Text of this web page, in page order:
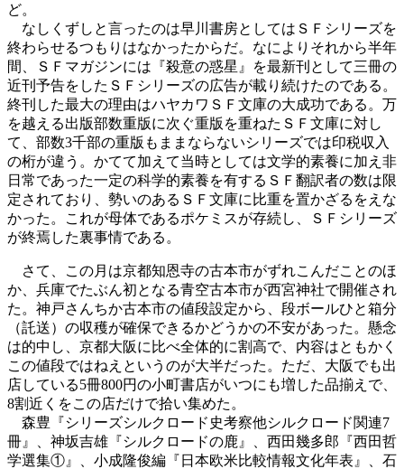
ど。
なしくずしと言ったのは早川書房としてはＳＦシリーズを
終わらせるつもりはなかったからだ。なによりそれから半年
間、ＳＦマガジンには『殺意の惑星』を最新刊として三冊の
近刊予告をしたＳＦシリーズの広告が載り続けたのである。
終刊した最大の理由はハヤカワＳＦ文庫の大成功である。万
を越える出版部数重版に次ぐ重版を重ねたＳＦ文庫に対し
て、部数3千部の重版もままならないシリーズでは印税収入
の桁が違う。かてて加えて当時としては文学的素養に加え非
日常であった一定の科学的素養を有するＳＦ翻訳者の数は限
定されており、勢いのあるＳＦ文庫に比重を置かざるをえな
かった。これが母体であるポケミスが存続し、ＳＦシリーズ
が終焉した裏事情である。
さて、この月は京都知恩寺の古本市がずれこんだことのほ
か、兵庫でたぶん初となる青空古本市が西宮神社で開催され
た。神戸さんちか古本市の値段設定から、段ボールひと箱分
（託送）の収穫が確保できるかどうかの不安があった。懸念
は的中し、京都大阪に比べ全体的に割高で、内容はともかく
この値段ではねえというのが大半だった。ただ、大阪でも出
店している5冊800円の小町書店がいつにも増した品揃えで、
8割近くをこの店だけで拾い集めた。
森豊『シリーズシルクロード史考察他シルクロード関連7
冊』、神坂吉雄『シルクロードの鹿』、西田幾多郎『西田哲
学選集①』、小成隆俊編『日本欧米比較情報文化年表』、石